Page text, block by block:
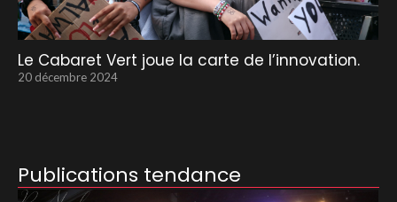
Le Cabaret Vert joue la carte de l’innovation.
20 décembre 2024
Publications tendance